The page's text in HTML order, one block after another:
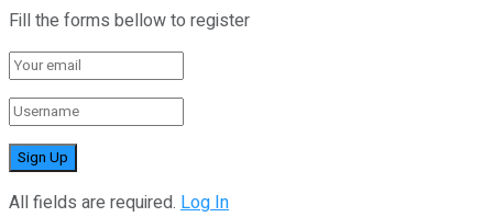
Fill the forms bellow to register
All fields are required. Log In